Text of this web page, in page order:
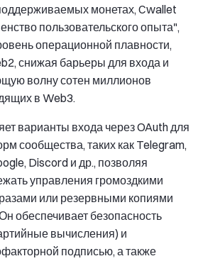
монетах, Cwallet
пользовательского опыта",
операционной плавности,
снижая барьеры для входа и
волну сотен миллионов
в Web3.
варианты входа через OAuth для
сообщества, таких как Telegram,
Discord и др., позволяя
управления громоздкими
или резервными копиями
обеспечивает безопасность
вычисления) и
подписью, а также